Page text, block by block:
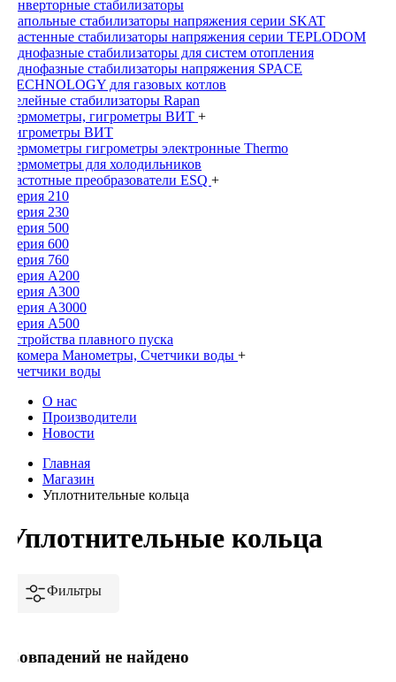
Инверторные стабилизаторы
Напольные стабилизаторы напряжения серии SKAT
Настенные стабилизаторы напряжения серии TEPLODOM
Однофазные стабилизаторы для систем отопления
Однофазные стабилизаторы напряжения SPACE
TECHNOLOGY для газовых котлов
Релейные стабилизаторы Rapan
Термометры, гигрометры ВИТ +
Гигрометры ВИТ
Термометры гигрометры электронные Thermo
Термометры для холодильников
Частотные преобразователи ESQ +
Серия 210
Серия 230
Серия 500
Серия 600
Серия 760
Серия А200
Серия А300
Серия А3000
Серия А500
Устройства плавного пуска
Экомера Манометры, Счетчики воды +
Счетчики воды
О нас
Производители
Новости
Главная
Магазин
Уплотнительные кольца
Уплотнительные кольца
Фильтры
Совпадений не найдено